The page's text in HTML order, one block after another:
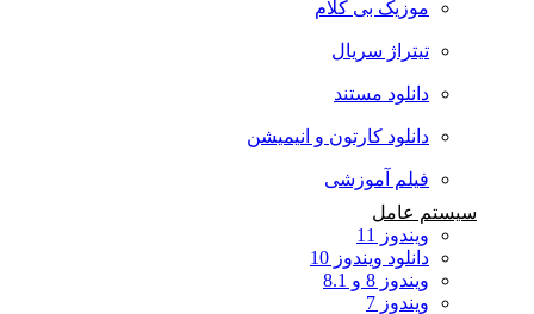
موزیک بی کلام
تیتراژ سریال
دانلود مستند
دانلود کارتون و انیمیشن
فیلم آموزشی
سیستم عامل
ویندوز 11
دانلود ویندوز 10
ویندوز 8 و 8.1
ویندوز 7